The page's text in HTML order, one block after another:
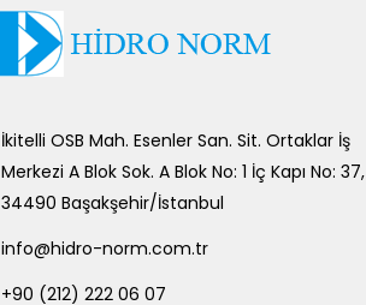
İkitelli OSB Mah. Esenler San. Sit. Ortaklar İş
Merkezi A Blok Sok. A Blok No: 1 İç Kapı No: 37,
34490 Başakşehir/İstanbul
info@hidro-norm.com.tr
+90 (212) 222 06 07